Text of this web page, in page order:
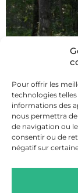
Pour offrir les
technologies
informations des
nous permettra
de navigation ou
consentir ou de
négatif sur